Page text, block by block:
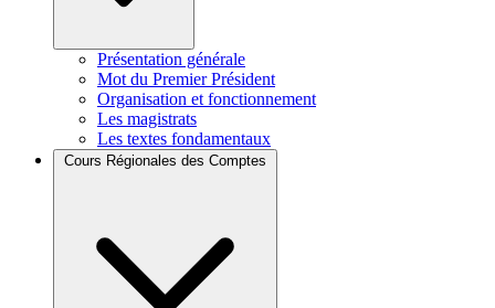
Présentation générale
Mot du Premier Président
Organisation et fonctionnement
Les magistrats
Les textes fondamentaux